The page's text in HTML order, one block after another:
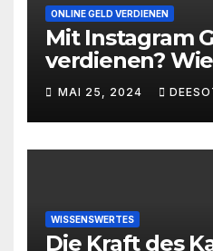
ONLINE GELD VERDIENEN
Mit Instagram
verdienen?
MAI 25, 2024
WISSENSWERTES
Die Kraft des